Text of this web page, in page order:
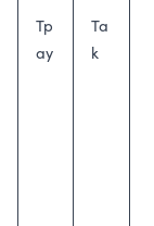
Tp
ay
Ta
k